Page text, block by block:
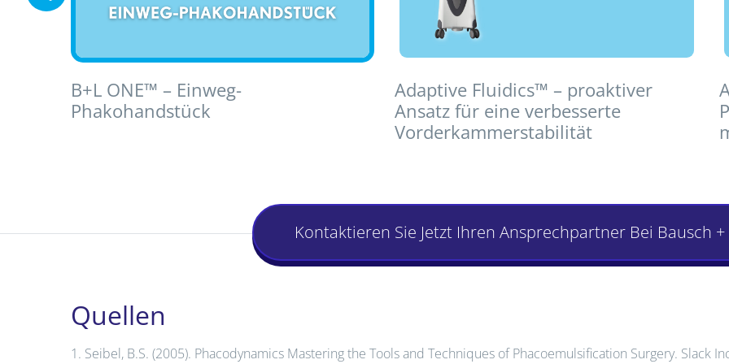
B+L ONE™ – Einweg-
Phakohandstück
Adaptive Fluidics™ – proaktiver
Ansatz für eine verbesserte
Vorderkammerstabilität
Kontaktieren Sie Jetzt Ihren Ansprechpartner Bei Bausch
Quellen
1. Seibel, B.S. (2005). Phacodynamics Mastering the Tools and Techniques of Phacoemulsification Surgery. Slack